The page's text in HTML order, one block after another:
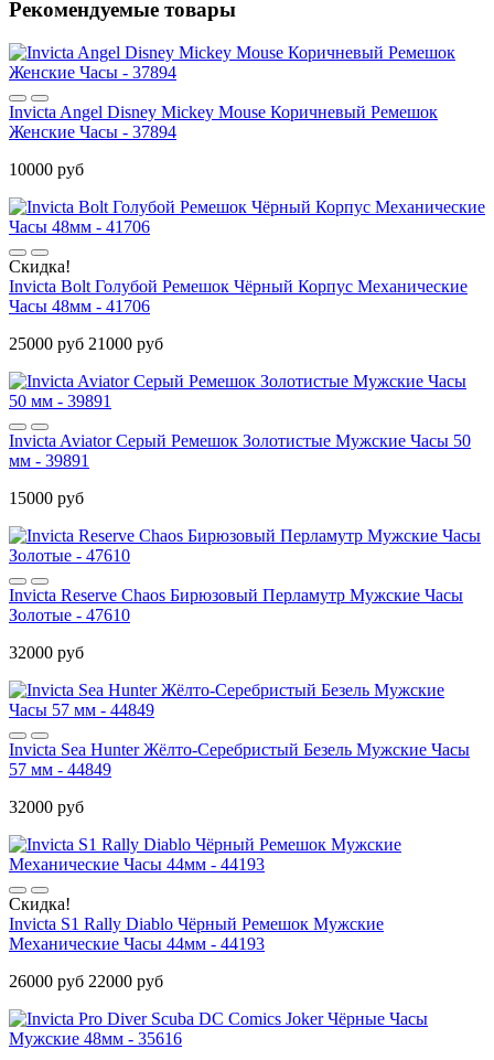
Рекомендуемые товары
Invicta Angel Disney Mickey Mouse Коричневый Ремешок
Женские Часы - 37894
10000 руб
Скидка!
Invicta Bolt Голубой Ремешок Чёрный Корпус Механические
Часы 48мм - 41706
25000 руб 21000 руб
Invicta Aviator Серый Ремешок Золотистые Мужские Часы 50
мм - 39891
15000 руб
Invicta Reserve Chaos Бирюзовый Перламутр Мужские Часы
Золотые - 47610
32000 руб
Invicta Sea Hunter Жёлто-Серебристый Безель Мужские Часы
57 мм - 44849
32000 руб
Скидка!
Invicta S1 Rally Diablo Чёрный Ремешок Мужские
Механические Часы 44мм - 44193
26000 руб 22000 руб